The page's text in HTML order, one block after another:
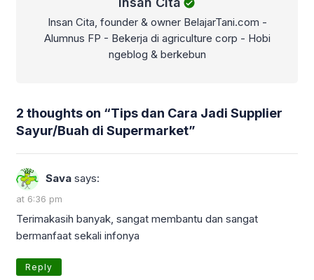
Insan Cita, founder & owner BelajarTani.com -
Alumnus FP - Bekerja di agriculture corp - Hobi
ngeblog & berkebun
2 thoughts on “Tips dan Cara Jadi Supplier
Sayur/Buah di Supermarket”
Sava says:
at 6:36 pm
Terimakasih banyak, sangat membantu dan sangat
bermanfaat sekali infonya
Reply